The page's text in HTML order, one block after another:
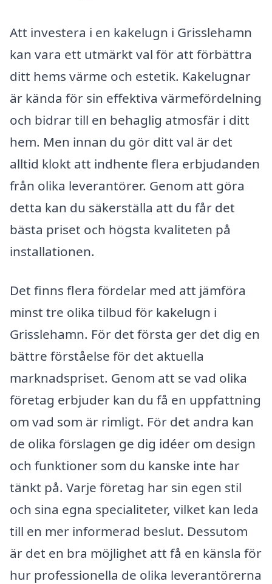
Att investera i en kakelugn i Grisslehamn
kan vara ett utmärkt val för att förbättra
ditt hems värme och estetik. Kakelugnar
är kända för sin effektiva värmefördelning
och bidrar till en behaglig atmosfär i ditt
hem. Men innan du gör ditt val är det
alltid klokt att indhente flera erbjudanden
från olika leverantörer. Genom att göra
detta kan du säkerställa att du får det
bästa priset och högsta kvaliteten på
installationen.
Det finns flera fördelar med att jämföra
minst tre olika tilbud för kakelugn i
Grisslehamn. För det första ger det dig en
bättre förståelse för det aktuella
marknadspriset. Genom att se vad olika
företag erbjuder kan du få en uppfattning
om vad som är rimligt. För det andra kan
de olika förslagen ge dig idéer om design
och funktioner som du kanske inte har
tänkt på. Varje företag har sin egen stil
och sina egna specialiteter, vilket kan leda
till en mer informerad beslut. Dessutom
är det en bra möjlighet att få en känsla för
hur professionella de olika leverantörerna